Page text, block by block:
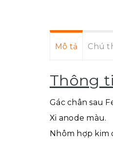
Mô tả Chú
Thông
Gác chân sau
Xi anode màu.
Nhôm hợp kim